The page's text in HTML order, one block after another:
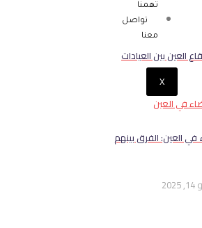
تهمنا
تواصل
معنا
X
العين بين العيادات
في العين: الفرق بينهم